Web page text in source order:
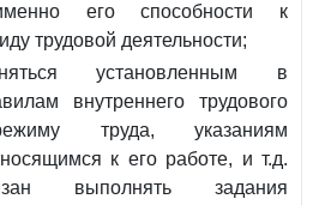
его способности к
трудовой деятельности;
установленным в
внутреннего трудового
труда, указаниям
к его работе, и т.д.
выполнять задания